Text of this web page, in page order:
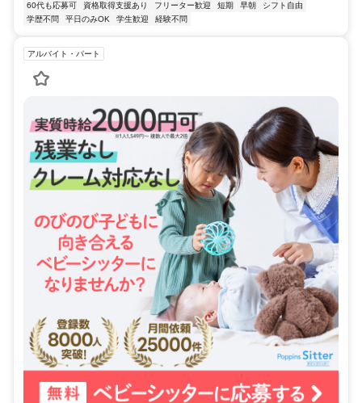
60代も応募可
資格取得支援あり フリーター歓迎 短期 早朝
シフト自由
学歴不問
平日のみOK 学生歓迎 経験不問
アルバイト・パート